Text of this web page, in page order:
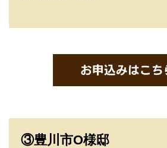
③豊川市O様邸